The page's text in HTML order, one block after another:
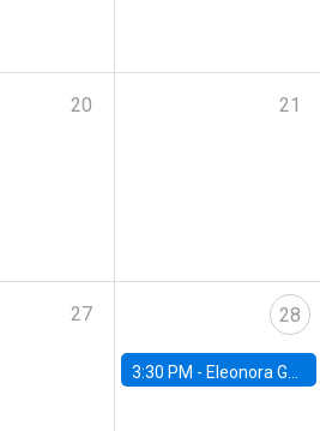
20 21
27 28
3:30 PM - Eleonora Guarnieri, Exeter University